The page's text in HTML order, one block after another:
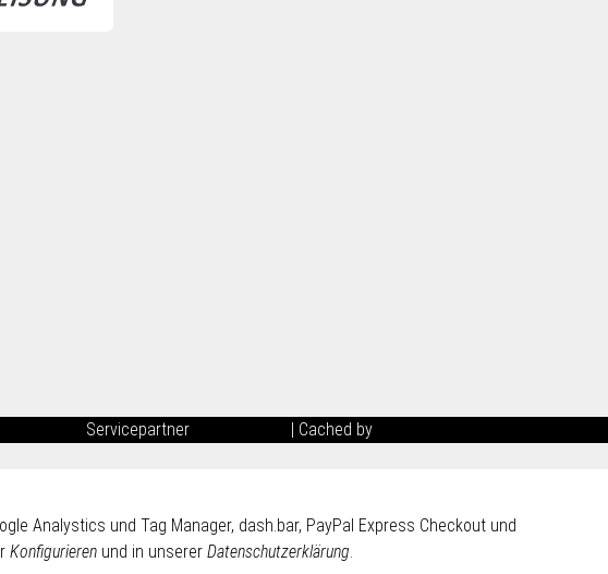
Servicepartner | Cached by
Analystics und Tag Manager, dash.bar, PayPal Express Checkout und
Konfigurieren und in unserer Datenschutzerklärung